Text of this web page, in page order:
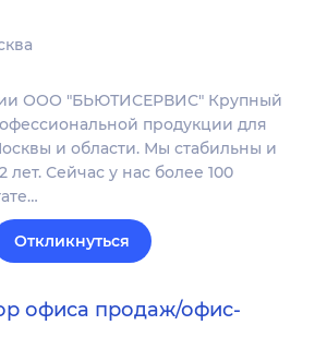
ООО "БЬЮТИСЕРВИС" Крупный
продукции для
и области. Мы стабильны и
лет. Сейчас у нас более 100
Откликнуться
офиса продаж/офис-